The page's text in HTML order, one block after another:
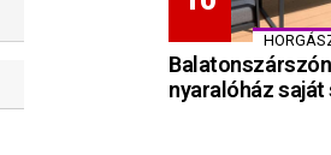
nyaralóház saját